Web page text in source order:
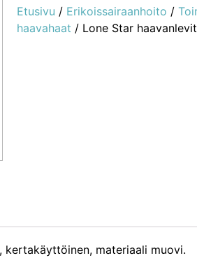
Etusivu / Erikoissairaanhoito /
haavahaat / Lone Star
kertakäyttöinen, materiaali muovi.